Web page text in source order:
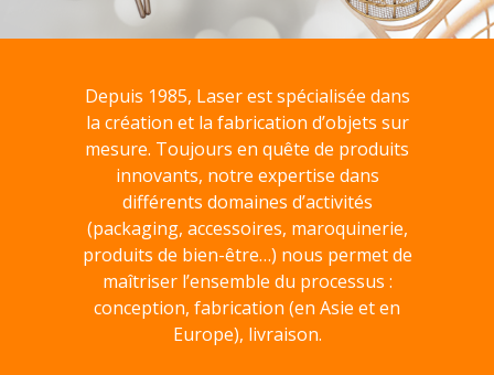
Depuis 1985, Laser est spécialisée dans
la création et la fabrication d’objets sur
mesure. Toujours en quête de produits
innovants, notre expertise dans
différents domaines d’activités
(packaging, accessoires, maroquinerie,
produits de bien-être…) nous permet de
maîtriser l’ensemble du processus :
conception, fabrication (en Asie et en
Europe), livraison.